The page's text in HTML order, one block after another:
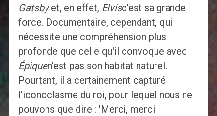
Gatsbyet, en effet, Elvisc'est sa grande
force. Documentaire, cependant, qui
nécessite une compréhension plus
profonde que celle qu'il convoque avec
Épiquen'est pas son habitat naturel.
Pourtant, il a certainement capturé
l'iconoclasme du roi, pour lequel nous ne
pouvons que dire : 'Merci, merci